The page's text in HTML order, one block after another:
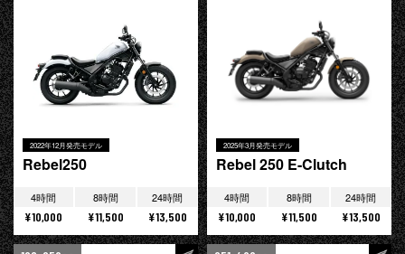
2022年12月発売モデル
Rebel250
4時間
¥10,000
8時間
¥11,500
24時間
¥13,500
2025年3月発売モデル
Rebel 250 E-Clutch
4時間
¥10,000
8時間
¥11,500
24時間
¥13,500